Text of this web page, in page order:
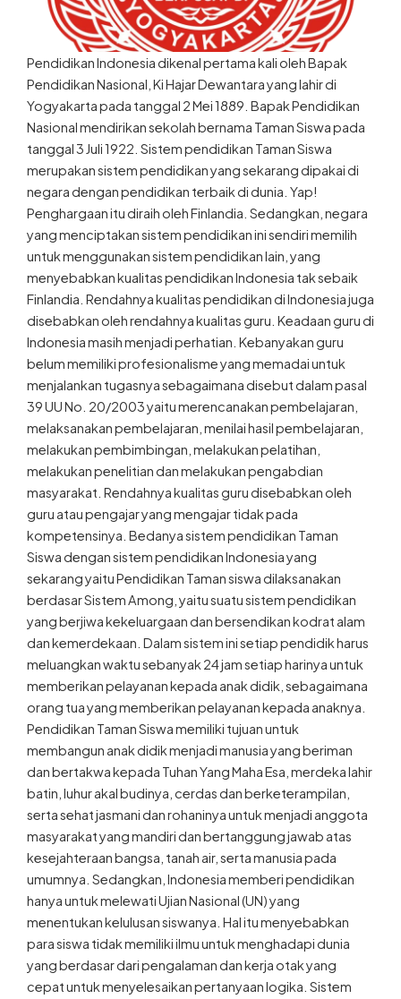
Pendidikan Indonesia dikenal pertama kali oleh Bapak
Pendidikan Nasional, Ki Hajar Dewantara yang lahir di
Yogyakarta pada tanggal 2 Mei 1889. Bapak Pendidikan
Nasional mendirikan sekolah bernama Taman Siswa pada
tanggal 3 Juli 1922. Sistem pendidikan Taman Siswa
merupakan sistem pendidikan yang sekarang dipakai di
negara dengan pendidikan terbaik di dunia. Yap!
Penghargaan itu diraih oleh Finlandia. Sedangkan, negara
yang menciptakan sistem pendidikan ini sendiri memilih
untuk menggunakan sistem pendidikan lain, yang
menyebabkan kualitas pendidikan Indonesia tak sebaik
Finlandia. Rendahnya kualitas pendidikan di Indonesia juga
disebabkan oleh rendahnya kualitas guru. Keadaan guru di
Indonesia masih menjadi perhatian. Kebanyakan guru
belum memiliki profesionalisme yang memadai untuk
menjalankan tugasnya sebagaimana disebut dalam pasal
39 UU No. 20/2003 yaitu merencanakan pembelajaran,
melaksanakan pembelajaran, menilai hasil pembelajaran,
melakukan pembimbingan, melakukan pelatihan,
melakukan penelitian dan melakukan pengabdian
masyarakat. Rendahnya kualitas guru disebabkan oleh
guru atau pengajar yang mengajar tidak pada
kompetensinya. Bedanya sistem pendidikan Taman
Siswa dengan sistem pendidikan Indonesia yang
sekarang yaitu Pendidikan Taman siswa dilaksanakan
berdasar Sistem Among, yaitu suatu sistem pendidikan
yang berjiwa kekeluargaan dan bersendikan kodrat alam
dan kemerdekaan. Dalam sistem ini setiap pendidik harus
meluangkan waktu sebanyak 24 jam setiap harinya untuk
memberikan pelayanan kepada anak didik, sebagaimana
orang tua yang memberikan pelayanan kepada anaknya.
Pendidikan Taman Siswa memiliki tujuan untuk
membangun anak didik menjadi manusia yang beriman
dan bertakwa kepada Tuhan Yang Maha Esa, merdeka lahir
batin, luhur akal budinya, cerdas dan berketerampilan,
serta sehat jasmani dan rohaninya untuk menjadi anggota
masyarakat yang mandiri dan bertanggung jawab atas
kesejahteraan bangsa, tanah air, serta manusia pada
umumnya. Sedangkan, Indonesia memberi pendidikan
hanya untuk melewati Ujian Nasional (UN) yang
menentukan kelulusan siswanya. Hal itu menyebabkan
para siswa tidak memiliki ilmu untuk menghadapi dunia
yang berdasar dari pengalaman dan kerja otak yang
cepat untuk menyelesaikan pertanyaan logika. Sistem